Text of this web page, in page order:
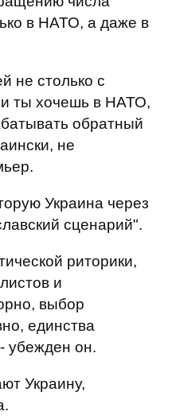
в НАТО, а даже в
не столько с
ты хочешь в НАТО,
обратный
не
Украина через
сценарий".
риторики,
и
выбор
единства
убежден он.
Украину,